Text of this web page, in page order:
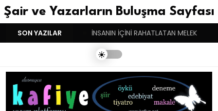
Şair ve Yazarların Buluşma Sayfası
SON YAZILAR
BASARINDIR! İNSANIN İÇİNİ RAHATLATAN MELEK